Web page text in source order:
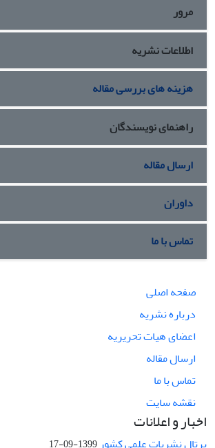
مرور
اطلاعات نشریه
هزینه های بررسی مقاله
راهنمای نویسندگان
ارسال مقاله
داوران
تماس با ما
صفحه اصلی
درباره نشریه
اعضای هیات تحریریه
ارسال مقاله
تماس با ما
نقشه سایت
اخبار و اعلانات